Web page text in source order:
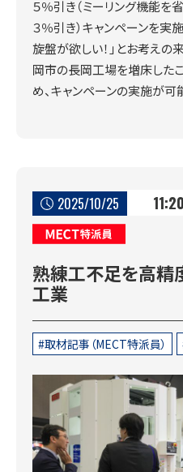
５％引き（ミーリング機能を
３％引き）キャンペーンを実
旋盤が欲しい！」とお考え
岡市の長岡工場を増床した
め、キャンペーンの実施が可
2025/10/25 11:20
MECT特派員
熟練工不足を高精
工業
取材記事（MECT特派員）